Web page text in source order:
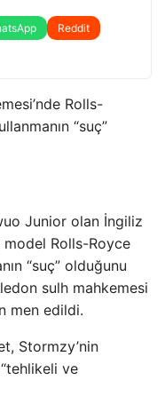
Reddit
Rolls-
“suç”
Junior olan İngiliz
model Rolls-Royce
“suç” olduğunu
sulh mahkemesi
men edildi.
Stormzy’nin
“tehlikeli ve